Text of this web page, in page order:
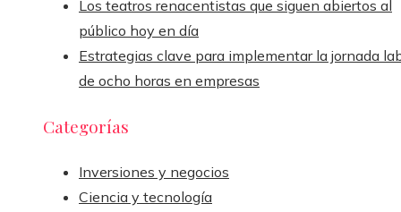
Los teatros renacentistas que siguen abiertos al
público hoy en día
Estrategias clave para implementar la jornada
de ocho horas en empresas
Categorías
Inversiones y negocios
Ciencia y tecnología